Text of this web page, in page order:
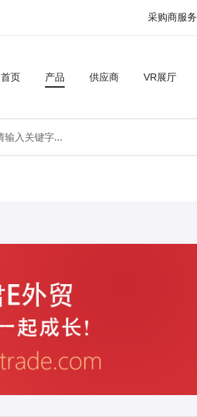
采购商服务
首页 产品 供应商 VR展厅